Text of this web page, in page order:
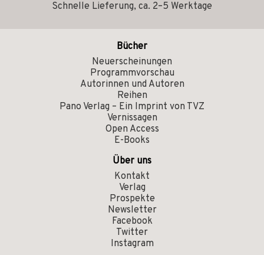
Schnelle Lieferung, ca. 2–5 Werktage
Bücher
Neuerscheinungen
Programmvorschau
Autorinnen und Autoren
Reihen
Pano Verlag – Ein Imprint von TVZ
Vernissagen
Open Access
E-Books
Über uns
Kontakt
Verlag
Prospekte
Newsletter
Facebook
Twitter
Instagram